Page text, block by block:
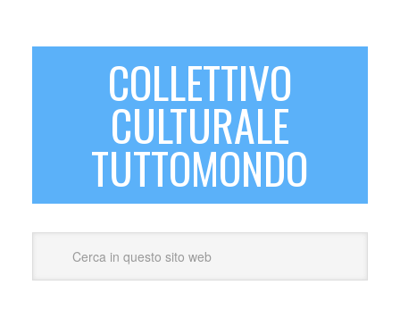
COLLETTIVO
CULTURALE
TUTTOMONDO